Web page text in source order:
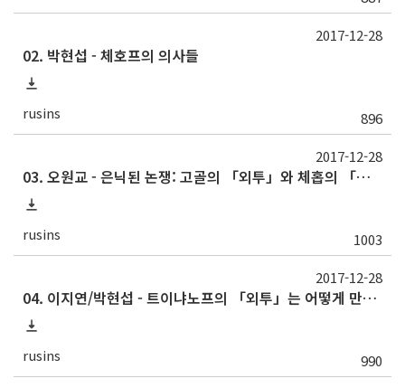
02. 박현섭 - 체호프의 의사들
rusins 896
2017-12-28
03. 오원교 - 은닉된 논쟁: 고골의 「외투」와 체홉의 「관리의 죽음」의 비교 분석
rusins 1003
2017-12-28
04. 이지연/박현섭 - 트이냐노프의 「외투」는 어떻게 만들어졌는가: 고골 작품의 영화화 문제와 새로운 영화 언어에 대한 탐색
rusins 990
2017-12-28